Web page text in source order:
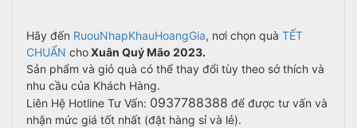
Hãy đến RuouNhapKhauHoangGia, nơi chọn quàTẾT
CHUẨN choXuân Quý Mão 2023.
Sản phẩm và giỏ quà có thể thay đổi tùy theo sở thích và
nhu cầu của Khách Hàng.
Liên Hệ Hotline Tư Vấn: 0937788388 để được tư vấn và
nhận mức giá tốt nhất (đặt hàng sỉ và lẻ).